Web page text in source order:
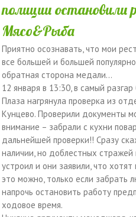
полиции остановили
Мясо&Рыба
Приятно осознавать, что мои
все большей и большей
обратная сторона медали…
12 января в 13:30, в самый
Плаза нагрянула проверка из
Кунцево. Проверили документы
внимание – забрали с кухни
дальнейшей проверки!! Сразу
наличии, но доблестных
устроил и они заявили, что
это можно, только если забрать
напрочь остановить работу
ходовое время.